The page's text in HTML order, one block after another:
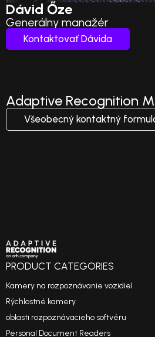
Dávid Őze
Generálny manažér
Kontaktovať Dávida
Adaptive Recognition
Všeobecný kontaktný
PRODUCT CATEGORIES
Kamery na rozpoznávanie vozidiel
Rýchlostné kamery
oblasti rozpoznávacieho softvéru
Personal Document Readers